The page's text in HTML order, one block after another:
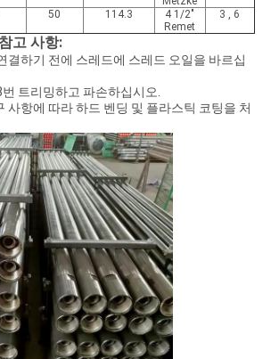
50 114.3
4 1/2"
Remet
3 , 6
고 사항:
결하기 전에 스레드에 스레드 오일을 바르십
트리밍하고 파손하십시오.
사항에 따라 하드 벤딩 및 플라스틱 코팅을 처